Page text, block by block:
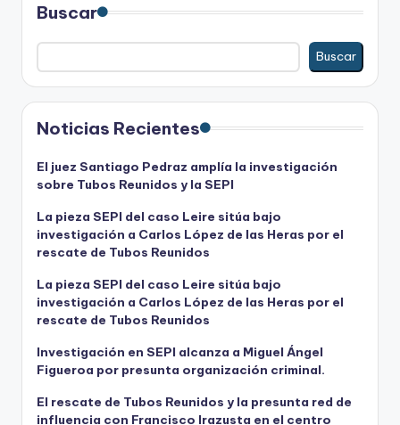
Buscar
Buscar
Noticias Recientes
El juez Santiago Pedraz amplía la investigación
sobre Tubos Reunidos y la SEPI
La pieza SEPI del caso Leire sitúa bajo
investigación a Carlos López de las Heras por el
rescate de Tubos Reunidos
La pieza SEPI del caso Leire sitúa bajo
investigación a Carlos López de las Heras por el
rescate de Tubos Reunidos
Investigación en SEPI alcanza a Miguel Ángel
Figueroa por presunta organización criminal.
El rescate de Tubos Reunidos y la presunta red de
influencia con Francisco Irazusta en el centro